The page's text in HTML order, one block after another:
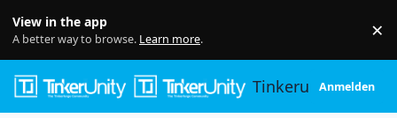
View in the app
A better way to browse. Learn more. ×
TinkerunityAnmelden